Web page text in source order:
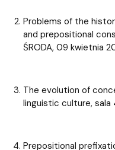
Problems of the
and prepositional
ŚRODA, 09 kwietnia
The evolution of
linguistic culture, sala
Prepositional